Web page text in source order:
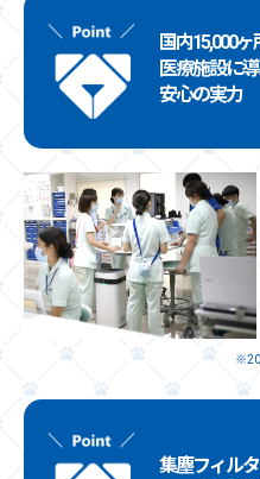
国内15,000
医療施設に
安心の実力
集塵フィル